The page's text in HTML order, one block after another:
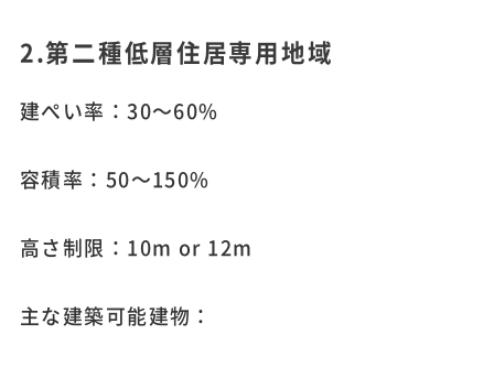
2.第二種低層住居専用地域
建ぺい率：30～60%
容積率：50～150%
高さ制限：10m or 12m
主な建築可能建物：